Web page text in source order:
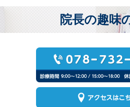
院長の趣味